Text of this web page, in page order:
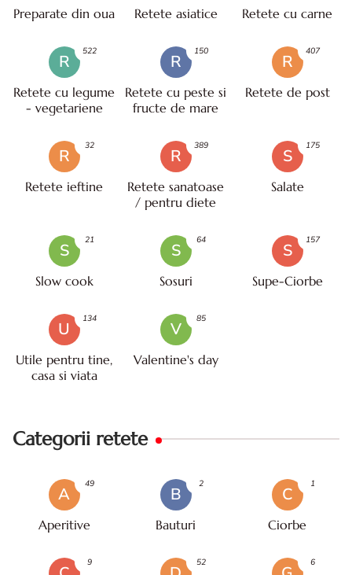
Preparate din oua Retete asiatice Retete cu carne
R
Retete cu legume
- vegetariene
522
R
Retete cu peste si
fructe de mare
150
R
Retete de post
407
R
Retete ieftine
32
R
Retete sanatoase
/ pentru diete
389
S
Salate
175
S
Slow cook
21
S
Sosuri
64
S
Supe-Ciorbe
157
U
Utile pentru tine,
casa si viata
134
V
Valentine's day
85
Categorii retete
A
Aperitive
49
B
Bauturi
2
C
Ciorbe
1
9 52 6